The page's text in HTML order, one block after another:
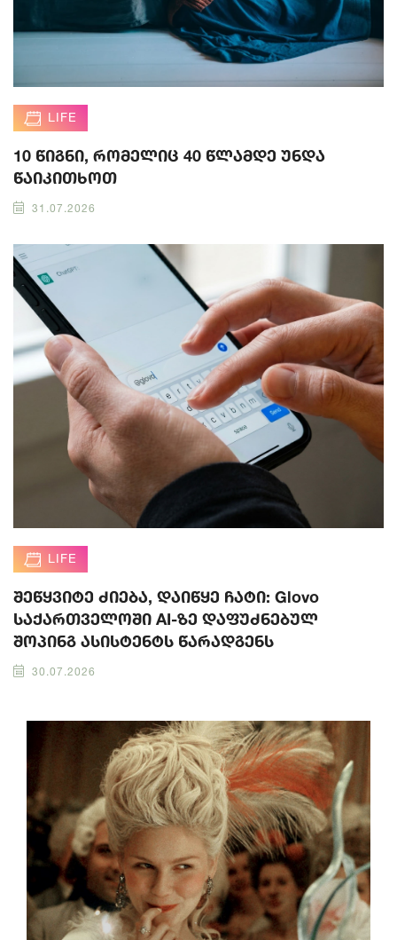
LIFE
10 წიგნი, რომელიც 40 წლამდე უნდა
წაიკითხოთ
31.07.2026
LIFE
შეწყვიტე ძიება, დაიწყე ჩატი: Glovo
საქართველოში AI-ზე დაფუძნებულ
შოპინგ ასისტენტს წარადგენს
30.07.2026